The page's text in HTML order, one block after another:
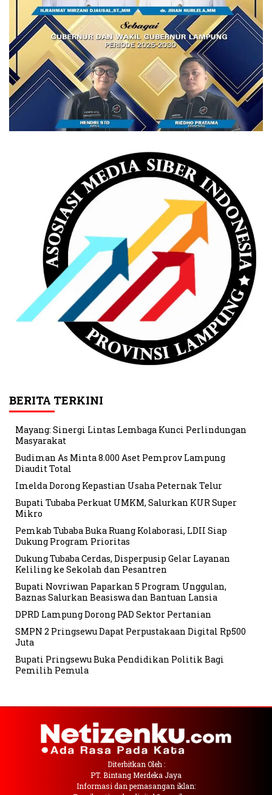
BERITA TERKINI
Mayang: Sinergi Lintas Lembaga Kunci Perlindungan
Masyarakat
Budiman As Minta 8.000 Aset Pemprov Lampung
Diaudit Total
Imelda Dorong Kepastian Usaha Peternak Telur
Bupati Tubaba Perkuat UMKM, Salurkan KUR Super
Mikro
Pemkab Tubaba Buka Ruang Kolaborasi, LDII Siap
Dukung Program Prioritas
Dukung Tubaba Cerdas, Disperpusip Gelar Layanan
Keliling ke Sekolah dan Pesantren
Bupati Novriwan Paparkan 5 Program Unggulan,
Baznas Salurkan Beasiswa dan Bantuan Lansia
DPRD Lampung Dorong PAD Sektor Pertanian
SMPN 2 Pringsewu Dapat Perpustakaan Digital Rp500
Juta
Bupati Pringsewu Buka Pendidikan Politik Bagi
Pemilih Pemula
Diterbitkan Oleh :
PT. Bintang Merdeka Jaya
Informasi dan pemasangan iklan: